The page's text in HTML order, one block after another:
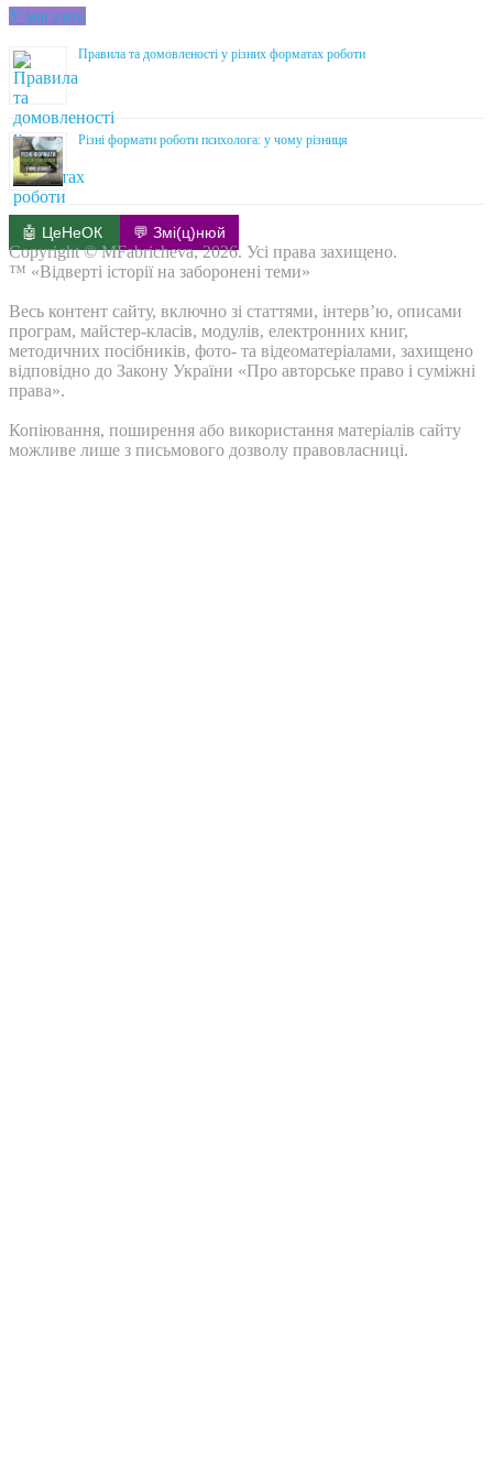
У магазин
Правила та домовленості у різних форматах роботи
Різні формати роботи психолога: у чому різниця
🤖 ЦеНеОК 💬 Змі(ц)нюй
Copyright © MFabricheva, 2026. Усі права захищено.
™ «Відверті історії на заборонені теми»
Весь контент сайту, включно зі статтями, інтерв’ю, описами
програм, майстер-класів, модулів, електронних книг,
методичних посібників, фото- та відеоматеріалами, захищено
відповідно до Закону України «Про авторське право і суміжні
права».
Копіювання, поширення або використання матеріалів сайту
можливе лише з письмового дозволу правовласниці.